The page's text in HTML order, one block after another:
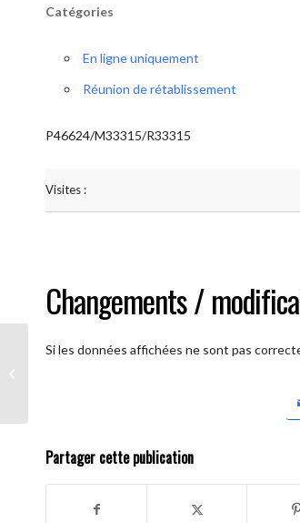
Catégories
En ligne uniquement
Réunion de rétablissement
P46624/M33315/R33315
Visites :
Changements /
Si les données affichées ne sont pas
Partager cette publication